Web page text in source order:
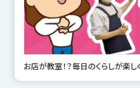
お店が教室！？毎日のくらしが楽し